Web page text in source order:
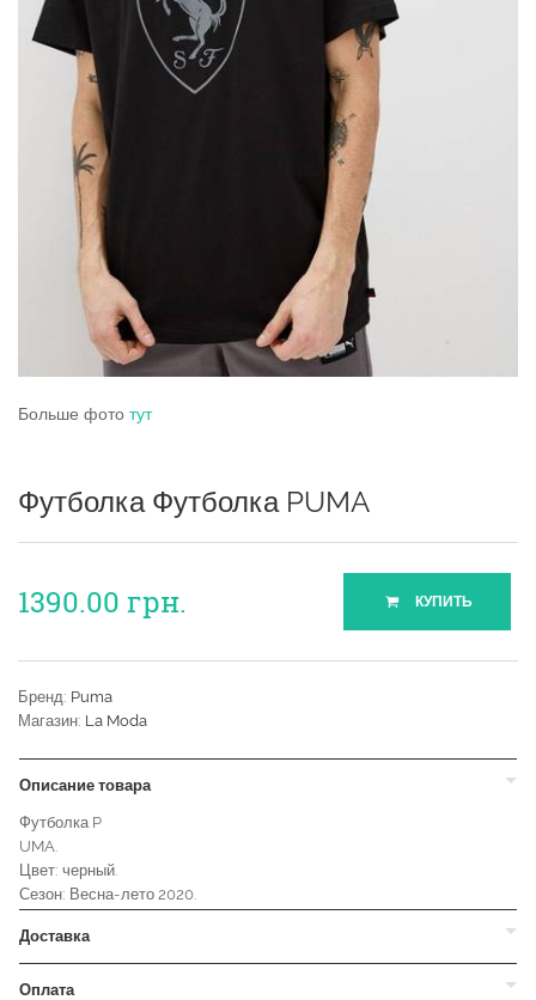
Больше фото тут
Футболка Футболка PUMA
1390.00 грн. КУПИТЬ
Бренд: Puma
Магазин: La Moda
Описание товара
Футболка P
UMA.
Цвет: черный.
Сезон: Весна-лето 2020.
Доставка
Оплата